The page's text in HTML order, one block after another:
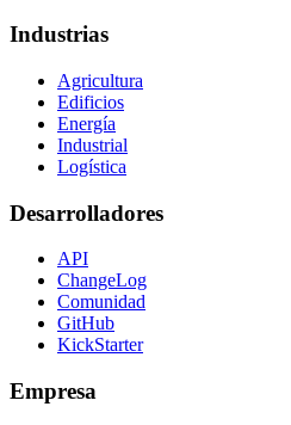
Industrias
Agricultura
Edificios
Energía
Industrial
Logística
Desarrolladores
API
ChangeLog
Comunidad
GitHub
KickStarter
Empresa